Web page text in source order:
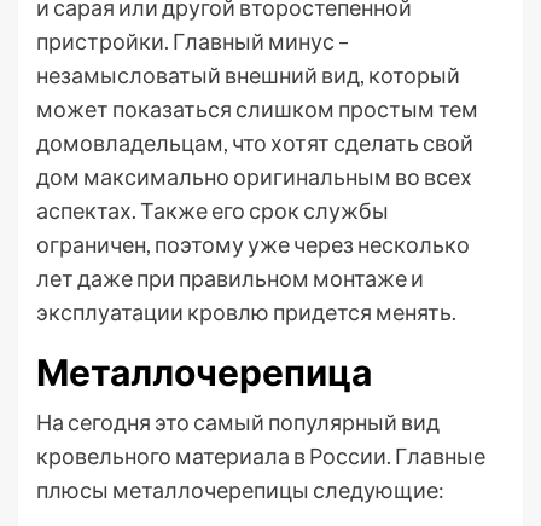
и сарая или другой второстепенной
пристройки. Главный минус –
незамысловатый внешний вид, который
может показаться слишком простым тем
домовладельцам, что хотят сделать свой
дом максимально оригинальным во всех
аспектах. Также его срок службы
ограничен, поэтому уже через несколько
лет даже при правильном монтаже и
эксплуатации кровлю придется менять.
Металлочерепица
На сегодня это самый популярный вид
кровельного материала в России. Главные
плюсы металлочерепицы следующие: